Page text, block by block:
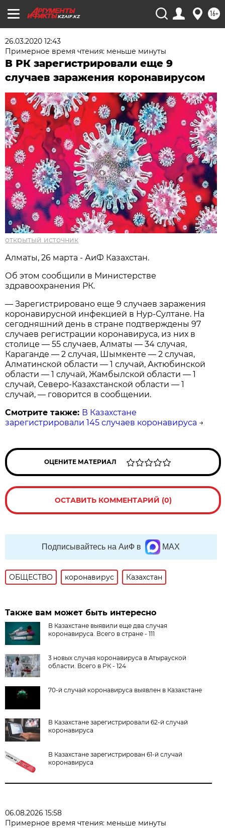
KZAIF.KZ 16+
26.03.2020 12:43
Примерное время чтения: меньше минуты
В РК зарегистрировали еще 9
случаев заражения коронавирусом
открытый источник
Алматы, 26 марта - АиФ Казахстан.
Об этом сообщили в Министерстве
здравоохранения РК.
— Зарегистрировано еще 9 случаев заражения
коронавирусной инфекцией в Нур-Султане. На
сегодняшний день в стране подтверждены 97
случаев регистрации коронавируса, из них в
столице — 55 случаев, Алматы — 34 случая,
Караганде — 2 случая, Шымкенте — 2 случая,
Алматинской области — 1 случай, Актюбинской
области — 1 случай, Жамбылской области — 1
случай, Северо-Казахстанской области — 1
случай, — говорится в сообщении.
Смотрите также: В Казахстане
зарегистрировали 145 случаев коронавируса →
ОЦЕНИТЕ МАТЕРИАЛ
ОСТАВИТЬ КОММЕНТАРИЙ (0)
Подписывайтесь на АиФ в MAX
ОБЩЕСТВО коронавирус Казахстан
Также вам может быть интересно
В Казахстане выявили еще два случая
коронавируса. Всего в стране - 111
3 новых случая коронавируса в Атырауской
области. Всего в РК - 124
70-й случай коронавируса выявлен в Казахстане
В Казахстане зарегистрировали 62-й случай
коронавируса
В Казахстане зарегистрирован 61-й случай
коронавируса
06.08.2026 15:58
Примерное время чтения: меньше минуты